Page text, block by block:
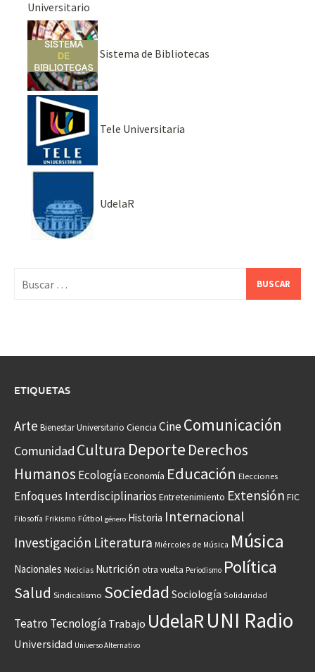
Universitario
Sistema de Bibliotecas
Tele Universitaria
UdelaR
ETIQUETAS
Arte Bienestar Universitario Ciencia CineComunicación
Comunidad Cultura Deporte Derechos
Humanos EcologíaEconomía Educación Elecciones
Enfoques Interdisciplinarios Entretenimiento Extensión FIC
Filosofía Frikismo Fútbol género Historia Internacional
Investigación Literatura Miércoles de Música Música
Nacionales Noticias Nutrición otra vuelta Periodismo Política
Salud Sindicalismo Sociedad Sociología Solidaridad
Teatro Tecnología Trabajo UdelaRUNI Radio
Universidad Universo Alternativo